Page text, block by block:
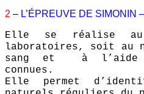
2 – L’ÉPREUVE DE SIMONIN –
Elle se réalise
laboratoires, soit au
sang et à l’aide
connues.
Elle permet